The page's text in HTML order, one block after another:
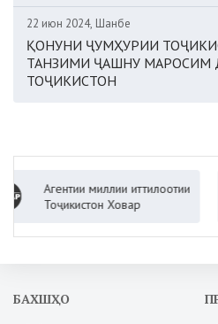
22 июн 2024, Шанбе
ҚОНУНИ ҶУМҲУРИИ
ТАНЗИМИ ҶАШНУ МАРОСИМ
ТОҶИКИСТОН
миллии иттилоотии
Ховар
БАХШҲО